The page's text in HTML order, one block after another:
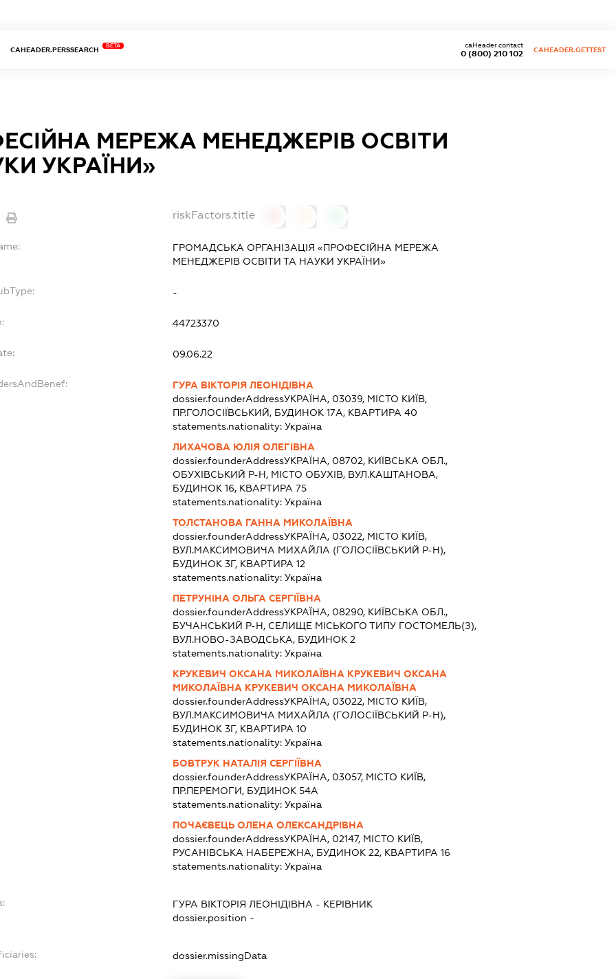
CAHEADER.PERSSEARCH
BETA
0 (800) 210 102
caHeader.contact
CAHEADER.GETTEST
МЕРЕЖА МЕНЕДЖЕРІВ ОСВІТИ
УКРАЇНИ»
riskFactors.title
ГРОМАДСЬКА ОРГАНІЗАЦІЯ «ПРОФЕСІЙНА МЕРЕЖА
МЕНЕДЖЕРІВ ОСВІТИ ТА НАУКИ УКРАЇНИ»
-
44723370
09.06.22
ГУРА ВІКТОРІЯ ЛЕОНІДІВНА
dossier.founderAddressУКРАЇНА, 03039, МІСТО КИЇВ,
ПР.ГОЛОСІЇВСЬКИЙ, БУДИНОК 17А, КВАРТИРА 40
statements.nationality: Україна
ЛИХАЧОВА ЮЛІЯ ОЛЕГІВНА
dossier.founderAddressУКРАЇНА, 08702, КИЇВСЬКА ОБЛ.,
ОБУХІВСЬКИЙ Р-Н, МІСТО ОБУХІВ, ВУЛ.КАШТАНОВА,
БУДИНОК 16, КВАРТИРА 75
statements.nationality: Україна
ТОЛСТАНОВА ГАННА МИКОЛАЇВНА
dossier.founderAddressУКРАЇНА, 03022, МІСТО КИЇВ,
ВУЛ.МАКСИМОВИЧА МИХАЙЛА (ГОЛОСІЇВСЬКИЙ Р-Н),
БУДИНОК 3Г, КВАРТИРА 12
statements.nationality: Україна
ПЕТРУНІНА ОЛЬГА СЕРГІЇВНА
dossier.founderAddressУКРАЇНА, 08290, КИЇВСЬКА ОБЛ.,
БУЧАНСЬКИЙ Р-Н, СЕЛИЩЕ МІСЬКОГО ТИПУ ГОСТОМЕЛЬ(З),
ВУЛ.НОВО-ЗАВОДСЬКА, БУДИНОК 2
statements.nationality: Україна
КРУКЕВИЧ ОКСАНА МИКОЛАЇВНА КРУКЕВИЧ ОКСАНА
МИКОЛАЇВНА КРУКЕВИЧ ОКСАНА МИКОЛАЇВНА
dossier.founderAddressУКРАЇНА, 03022, МІСТО КИЇВ,
ВУЛ.МАКСИМОВИЧА МИХАЙЛА (ГОЛОСІЇВСЬКИЙ Р-Н),
БУДИНОК 3Г, КВАРТИРА 10
statements.nationality: Україна
БОВТРУК НАТАЛІЯ СЕРГІЇВНА
dossier.founderAddressУКРАЇНА, 03057, МІСТО КИЇВ,
ПР.ПЕРЕМОГИ, БУДИНОК 54А
statements.nationality: Україна
ПОЧАЄВЕЦЬ ОЛЕНА ОЛЕКСАНДРІВНА
dossier.founderAddressУКРАЇНА, 02147, МІСТО КИЇВ,
РУСАНІВСЬКА НАБЕРЕЖНА, БУДИНОК 22, КВАРТИРА 16
statements.nationality: Україна
ГУРА ВІКТОРІЯ ЛЕОНІДІВНА - КЕРІВНИК
dossier.position -
dossier.missingData